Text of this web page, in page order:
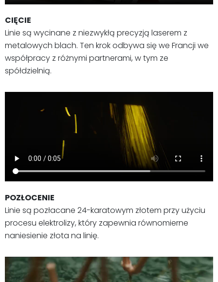
CIĘCIE
Linie są wycinane z niezwykłą precyzją laserem z
metalowych blach. Ten krok odbywa się we Francji we
współpracy z różnymi partnerami, w tym ze
spółdzielnią.
POZŁOCENIE
Linie są pozłacane 24-karatowym złotem przy użyciu
procesu elektrolizy, który zapewnia równomierne
naniesienie złota na linię.